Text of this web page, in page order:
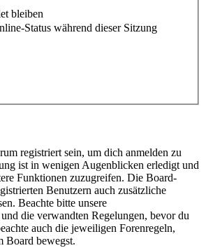
bleiben
Status während dieser Sitzung
registriert sein, um dich anmelden zu
ist in wenigen Augenblicken erledigt und
Funktionen zuzugreifen. Die Board-
Benutzern auch zusätzliche
Beachte bitte unsere
die verwandten Regelungen, bevor du
auch die jeweiligen Forenregeln,
Board bewegst.